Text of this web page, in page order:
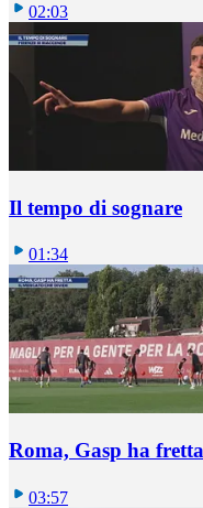
02:03
Il tempo di sognare
01:34
Roma, Gasp ha fretta
03:57